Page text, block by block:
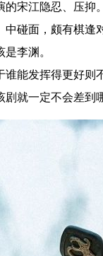
宋江隐忍、压抑
面，颇有棋逢
李渊。
发挥得更好则
就一定不会差到